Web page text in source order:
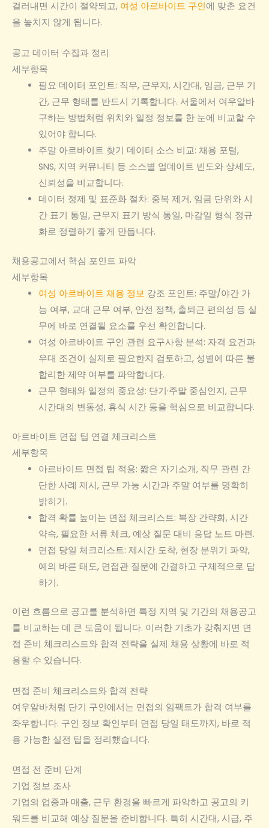
걸러내면 시간이 절약되고, 여성 아르바이트 구인에 맞춘 요건
을 놓치지 않게 됩니다.
공고 데이터 수집과 정리
세부항목
필요 데이터 포인트: 직무, 근무지, 시간대, 임금, 근무 기
간, 근무 형태를 반드시 기록합니다. 서울에서 여우알바
구하는 방법처럼 위치와 일정 정보를 한 눈에 비교할 수
있어야 합니다.
주말 아르바이트 찾기 데이터 소스 비교: 채용 포털,
SNS, 지역 커뮤니티 등 소스별 업데이트 빈도와 상세도,
신뢰성을 비교합니다.
데이터 정제 및 표준화 절차: 중복 제거, 임금 단위와 시
간 표기 통일, 근무지 표기 방식 통일, 마감일 형식 정규
화로 정렬하기 좋게 만듭니다.
채용공고에서 핵심 포인트 파악
세부항목
여성 아르바이트 채용 정보 강조 포인트: 주말/야간 가
능 여부, 교대 근무 여부, 안전 정책, 출퇴근 편의성 등 실
무에 바로 연결될 요소를 우선 확인합니다.
여성 아르바이트 구인 관련 요구사항 분석: 자격 요건과
우대 조건이 실제로 필요한지 검토하고, 성별에 따른 불
합리한 제약 여부를 파악합니다.
근무 형태와 일정의 중요성: 단기·주말 중심인지, 근무
시간대의 변동성, 휴식 시간 등을 핵심으로 비교합니다.
아르바이트 면접 팁 연결 체크리스트
세부항목
아르바이트 면접 팁 적용: 짧은 자기소개, 직무 관련 간
단한 사례 제시, 근무 가능 시간과 주말 여부를 명확히
밝히기.
합격 확률 높이는 면접 체크리스트: 복장 간략화, 시간
약속, 필요한 서류 체크, 예상 질문 대비 응답 노트 마련.
면접 당일 체크리스트: 제시간 도착, 현장 분위기 파악,
예의 바른 태도, 면접관 질문에 간결하고 구체적으로 답
하기.
이런 흐름으로 공고를 분석하면 특정 지역 및 기간의 채용공고
를 비교하는 데 큰 도움이 됩니다. 이러한 기초가 갖춰지면 면
접 준비 체크리스트와 합격 전략을 실제 채용 상황에 바로 적
용할 수 있습니다.
면접 준비 체크리스트와 합격 전략
여우알바처럼 단기 구인에서는 면접의 임팩트가 합격 여부를
좌우합니다. 구인 정보 확인부터 면접 당일 태도까지, 바로 적
용 가능한 실전 팁을 정리했습니다.
면접 전 준비 단계
기업 정보 조사
기업의 업종과 매출, 근무 환경을 빠르게 파악하고 공고의 키
워드를 비교해 예상 질문을 준비합니다. 특히 시간대, 시급, 주